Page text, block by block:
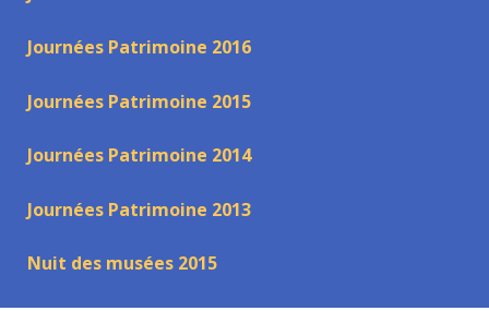
Journées Patrimoine 2016
Journées Patrimoine 2015
Journées Patrimoine 2014
Journées Patrimoine 2013
Nuit des musées 2015